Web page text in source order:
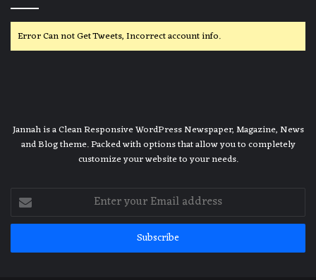
Error Can not Get Tweets, Incorrect account info.
Jannah is a Clean Responsive WordPress Newspaper, Magazine, News
and Blog theme. Packed with options that allow you to completely
customize your website to your needs.
Enter
your
Email